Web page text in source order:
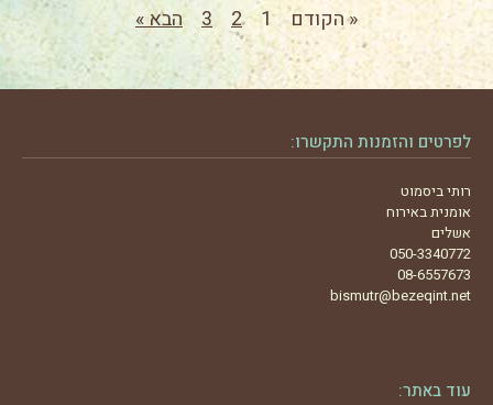
« הקודם 1
2
3 הבא »
לפרטים והזמנות התקשרו:
רותי ביסמוט
אומנית באירוח
אשלים
050-3340772
08-6557673
bismutr@bezeqint.net
עוד באתר: